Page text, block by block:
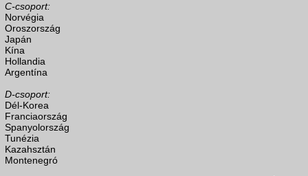
C-csoport:
Norvégia
Oroszország
Japán
Kína
Hollandia
Argentína
D-csoport:
Dél-Korea
Franciaország
Spanyolország
Tunézia
Kazahsztán
Montenegró